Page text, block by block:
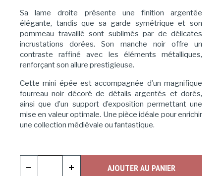
Sa lame droite présente une finition argentée
élégante, tandis que sa garde symétrique et son
pommeau travaillé sont sublimés par de délicates
incrustations dorées. Son manche noir offre un
contraste raffiné avec les éléments métalliques,
renforçant son allure prestigieuse.
Cette mini épée est accompagnée d’un magnifique
fourreau noir décoré de détails argentés et dorés,
ainsi que d’un support d’exposition permettant une
mise en valeur optimale. Une pièce idéale pour enrichir
une collection médiévale ou fantastique.
AJOUTER AU PANIER